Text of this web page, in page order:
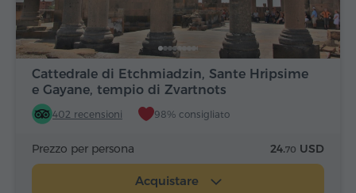
Cattedrale di Etchmiadzin, Sante Hripsime
e Gayane, tempio di Zvartnots
402 recensioni 98% consigliato
Prezzo per persona 24.70 USD
Acquistare